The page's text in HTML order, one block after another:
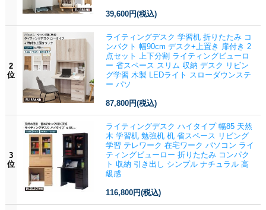
39,600円(税込)
2
位
ライティングデスク 学習机 折りたたみ コ
ンパクト 幅90cm デスク+上置き 扉付き 2
点セット 上下分割 ライティングビューロ
ー 省スペース スリム 収納 デスク リビン
グ学習 木製 LEDライト スローダウンステ
ー パソ
87,800円(税込)
3
位
ライティングデスク ハイタイプ 幅85 天然
木 学習机 勉強机 机 省スペース リビング
学習 テレワーク 在宅ワーク パソコン ライ
ティングビューロー 折りたたみ コンパク
ト 収納 引き出し シンプル ナチュラル 高
級感
116,800円(税込)